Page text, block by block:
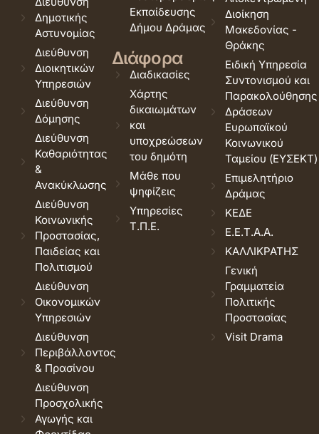
Δημοτικής
Αστυνομίας
Διεύθυνση
Διοικητικών
Υπηρεσιών
Διεύθυνση
Δόμησης
Διεύθυνση
Καθαριότητας
&
Ανακύκλωσης
Διεύθυνση
Κοινωνικής
Προστασίας,
Παιδείας και
Πολιτισμού
Διεύθυνση
Οικονομικών
Υπηρεσιών
Διεύθυνση
Περιβάλλοντος
& Πρασίνου
Διεύθυνση
Προσχολικής
Αγωγής και
Εκπαίδευσης
Δήμου Δράμας
Διάφορα
Διαδικασίες
Χάρτης
δικαιωμάτων
και
υποχρεώσεων
του δημότη
Μάθε που
ψηφίζεις
Υπηρεσίες
Τ.Π.Ε.
Διοίκηση
Μακεδονίας -
Θράκης
Ειδική Υπηρεσία
Συντονισμού και
Παρακολούθησης
Δράσεων
Ευρωπαϊκού
Κοινωνικού
Ταμείου (ΕΥΣΕΚΤ)
Επιμελητήριο
Δράμας
ΚΕΔΕ
Ε.Ε.Τ.Α.Α.
ΚΑΛΛΙΚΡΑΤΗΣ
Γενική
Γραμματεία
Πολιτικής
Προστασίας
Visit Drama